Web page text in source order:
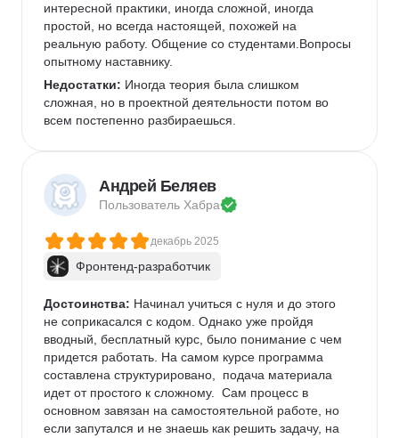
интересной практики, иногда сложной, иногда
простой, но всегда настоящей, похожей на
реальную работу. Общение со студентами.Вопросы
опытному наставнику.
Недостатки: Иногда теория была слишком
сложная, но в проектной деятельности потом во
всем постепенно разбираешься.
Андрей Беляев
Пользователь Хабра
декабрь 2025
Фронтенд-разработчик
Достоинства: Начинал учиться с нуля и до этого
не соприкасался с кодом. Однако уже пройдя
вводный, бесплатный курс, было понимание с чем
придется работать. На самом курсе программа
составлена структурировано,  подача материала
идет от простого к сложному.  Сам процесс в
основном завязан на самостоятельной работе, но
если запутался и не знаешь как решить задачу, на